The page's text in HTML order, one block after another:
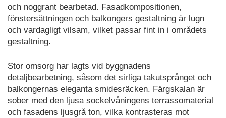
och noggrant bearbetad. Fasadkompositionen,
fönstersättningen och balkongers gestaltning är lugn
och vardagligt vilsam, vilket passar fint in i områdets
gestaltning.
Stor omsorg har lagts vid byggnadens
detaljbearbetning, såsom det sirliga takutsprånget och
balkongernas eleganta smidesräcken. Färgskalan är
sober med den ljusa sockelvåningens terrassomaterial
och fasadens ljusgrå ton, vilka kontrasteras mot